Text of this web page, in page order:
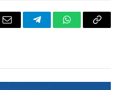
CorreoTelegramWhatsApp